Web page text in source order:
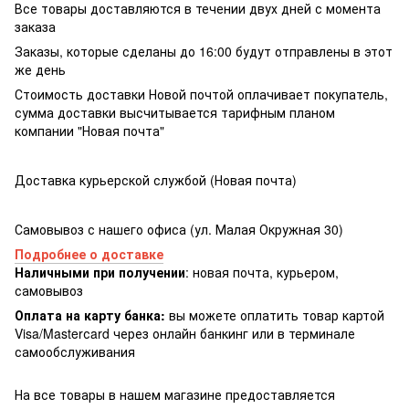
Все товары доставляются в течении двух дней с момента
заказа
Заказы, которые сделаны до 16:00 будут отправлены в этот
же день
Стоимость доставки Новой почтой оплачивает покупатель,
сумма доставки высчитывается тарифным планом
компании "Новая почта"
Доставка курьерской службой (Новая почта)
Самовывоз с нашего офиса (ул. Малая Окружная 30)
Подробнее о доставке
Наличными при получении: новая почта, курьером,
самовывоз
Оплата на карту банка: вы можете оплатить товар картой
Visa/Masterсard через онлайн банкинг или в терминале
самообслуживания
На все товары в нашем магазине предоставляется